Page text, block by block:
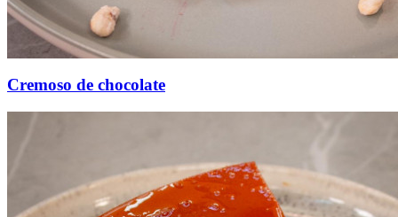
Cremoso de chocolate